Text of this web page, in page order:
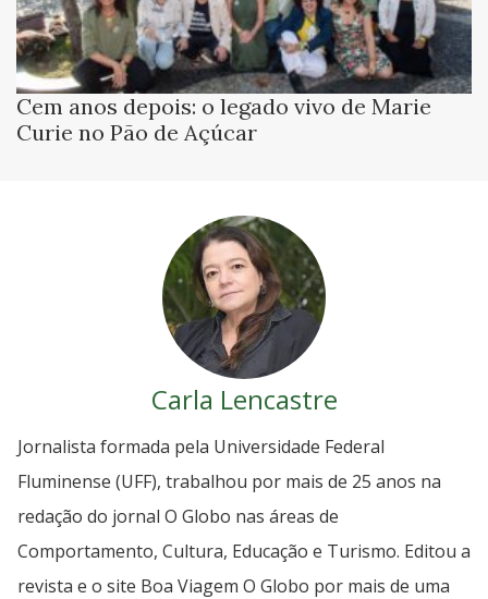
Cem anos depois: o legado vivo de Marie
Curie no Pão de Açúcar
Carla Lencastre
Jornalista formada pela Universidade Federal
Fluminense (UFF), trabalhou por mais de 25 anos na
redação do jornal O Globo nas áreas de
Comportamento, Cultura, Educação e Turismo. Editou a
revista e o site Boa Viagem O Globo por mais de uma